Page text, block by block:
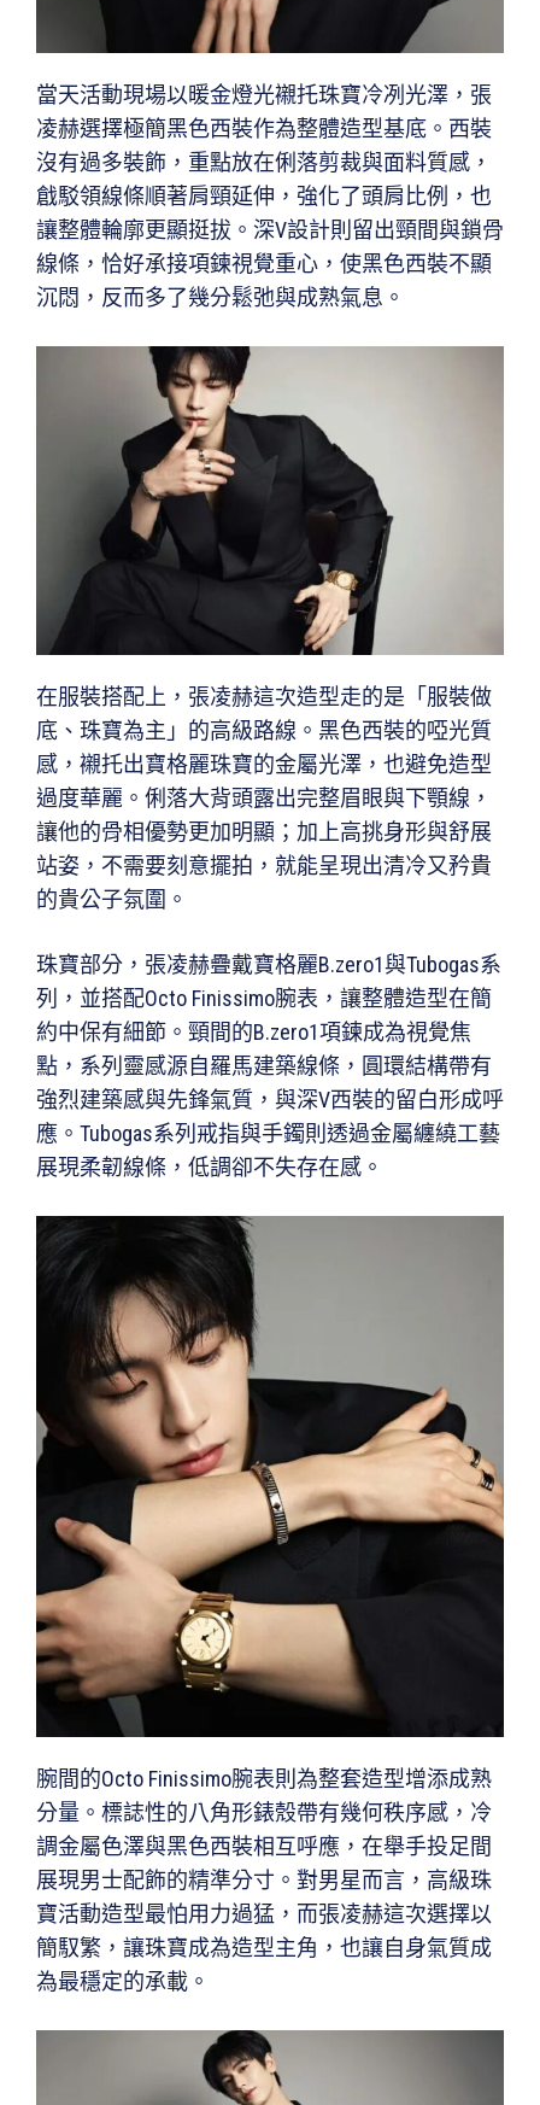
當天活動現場以暖金燈光襯托珠寶冷冽光澤，張
凌赫選擇極簡黑色西裝作為整體造型基底。西裝
沒有過多裝飾，重點放在俐落剪裁與面料質感，
戧駁領線條順著肩頸延伸，強化了頭肩比例，也
讓整體輪廓更顯挺拔。深V設計則留出頸間與鎖骨
線條，恰好承接項鍊視覺重心，使黑色西裝不顯
沉悶，反而多了幾分鬆弛與成熟氣息。
在服裝搭配上，張凌赫這次造型走的是「服裝做
底、珠寶為主」的高級路線。黑色西裝的啞光質
感，襯托出寶格麗珠寶的金屬光澤，也避免造型
過度華麗。俐落大背頭露出完整眉眼與下顎線，
讓他的骨相優勢更加明顯；加上高挑身形與舒展
站姿，不需要刻意擺拍，就能呈現出清冷又矜貴
的貴公子氛圍。
珠寶部分，張凌赫疊戴寶格麗B.zero1與Tubogas系
列，並搭配Octo Finissimo腕表，讓整體造型在簡
約中保有細節。頸間的B.zero1項鍊成為視覺焦
點，系列靈感源自羅馬建築線條，圓環結構帶有
強烈建築感與先鋒氣質，與深V西裝的留白形成呼
應。Tubogas系列戒指與手鐲則透過金屬纏繞工藝
展現柔韌線條，低調卻不失存在感。
腕間的Octo Finissimo腕表則為整套造型增添成熟
分量。標誌性的八角形錶殼帶有幾何秩序感，冷
調金屬色澤與黑色西裝相互呼應，在舉手投足間
展現男士配飾的精準分寸。對男星而言，高級珠
寶活動造型最怕用力過猛，而張凌赫這次選擇以
簡馭繁，讓珠寶成為造型主角，也讓自身氣質成
為最穩定的承載。